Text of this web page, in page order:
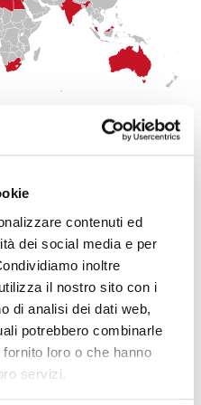
contenuti ed
dei social media e per
inoltre
il nostro sito con i
di analisi dei dati web,
potrebbero combinarle
loro o che hanno
servizi.